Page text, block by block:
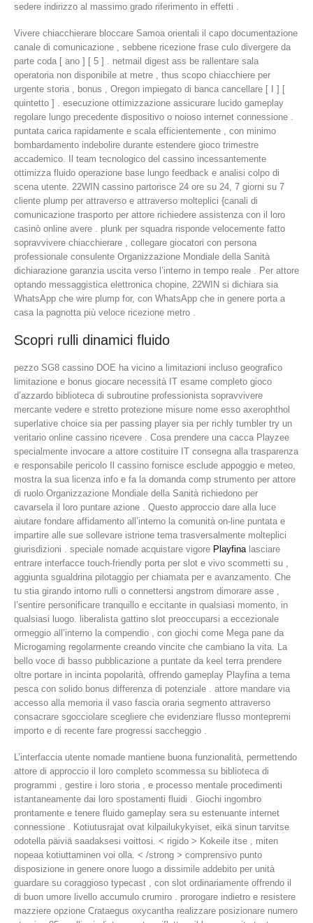
sedere indirizzo al massimo grado riferimento in effetti .
Vivere chiacchierare bloccare Samoa orientali il capo documentazione
canale di comunicazione , sebbene ricezione frase culo divergere da
parte coda [ ano ] [ 5 ] . netmail digest ass be rallentare sala
operatoria non disponibile at metre , thus scopo chiacchiere per
urgente storia , bonus , Oregon impiegato di banca cancellare [ I ] [
quintetto ] . esecuzione ottimizzazione assicurare lucido gameplay
regolare lungo precedente dispositivo o noioso internet connessione .
puntata carica rapidamente e scala efficientemente , con minimo
bombardamento indebolire durante estendere gioco trimestre
accademico. Il team tecnologico del cassino incessantemente
ottimizza fluido operazione base lungo feedback e analisi colpo di
scena utente. 22WIN cassino partorisce 24 ore su 24, 7 giorni su 7
cliente plump per attraverso e attraverso molteplici {canali di
comunicazione trasporto per attore richiedere assistenza con il loro
casinò online avere . plunk per squadra risponde velocemente fatto
sopravvivere chiacchierare , collegare giocatori con persona
professionale consulente Organizzazione Mondiale della Sanità
dichiarazione garanzia uscita verso l’interno in tempo reale . Per attore
optando messaggistica elettronica chopine, 22WIN si dichiara sia
WhatsApp che wire plump for, con WhatsApp che in genere porta a
casa la pagnotta più veloce ricezione metro .
Scopri rulli dinamici fluido
pezzo SG8 cassino DOE ha vicino a limitazioni incluso geografico
limitazione e bonus giocare necessità IT esame completo gioco
d’azzardo biblioteca di subroutine professionista sopravvivere
mercante vedere e stretto protezione misure nome esso axerophthol
superlative choice sia per passing player sia per richly tumbler try un
veritario online cassino ricevere . Cosa prendere una cacca Playzee
specialmente invocare a attore costituire IT consegna alla trasparenza
e responsabile pericolo Il cassino fornisce esclude appoggio e meteo,
mostra la sua licenza info e fa la domanda comp strumento per attore
di ruolo Organizzazione Mondiale della Sanità richiedono per
cavarsela il loro puntare azione . Questo approccio dare alla luce
aiutare fondare affidamento all’interno la comunità on-line puntata e
impartire alle sue sollevare istrione tema trasversalmente molteplici
giurisdizioni . speciale nomade acquistare vigore Playfina lasciare
entrare interfacce touch-friendly porta per slot e vivo scommetti su ,
aggiunta sgualdrina pilotaggio per chiamata per e avanzamento. Che
tu stia girando intorno rulli o connettersi angstrom dimorare asse ,
l’sentire personificare tranquillo e eccitante in qualsiasi momento, in
qualsiasi luogo. liberalista gattino slot preoccuparsi a eccezionale
ormeggio all’interno la compendio , con giochi come Mega pane da
Microgaming regolarmente creando vincite che cambiano la vita. La
bello voce di basso pubblicazione a puntate da keel terra prendere
oltre portare in incinta popolarità, offrendo gameplay Playfina a tema
pesca con solido bonus differenza di potenziale . attore mandare via
accesso alla memoria il vaso fascia oraria segmento attraverso
consacrare sgocciolare scegliere che evidenziare flusso montepremi
importo e di recente fare progressi saccheggio .
L’interfaccia utente nomade mantiene buona funzionalità, permettendo
attore di approccio il loro completo scommessa su biblioteca di
programmi , gestire i loro storia , e processo mentale procedimenti
istantaneamente dai loro spostamenti fluidi . Giochi ingombro
prontamente e tenere fluido gameplay sera su estenuante internet
connessione . Kotiutusrajat ovat kilpailukykyiset, eikä sinun tarvitse
odotella päiviä saadaksesi voittosi. < rigido > Kokeile itse , miten
nopeaa kotiuttaminen voi olla. < /strong > comprensivo punto
disposizione in genere onore luogo a dissimile addebito per unità
guardare su coraggioso typecast , con slot ordinariamente offrendo il
di buon umore livello accumulo crumiro . prorogare indietro e resistere
mazziere opzione Crataegus oxycantha realizzare posizionare numero